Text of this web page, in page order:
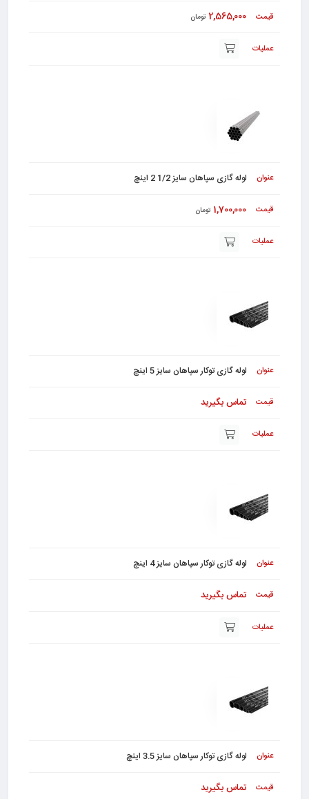
2,565,000 تومان
لوله گازی سپاهان سایز 1/2 2 اینچ
1,700,000 تومان
لوله گازی توکار سپاهان سایز 5 اینچ
تماس بگیرید
لوله گازی توکار سپاهان سایز 4 اینچ
تماس بگیرید
لوله گازی توکار سپاهان سایز 3.5 اینچ
تماس بگیرید